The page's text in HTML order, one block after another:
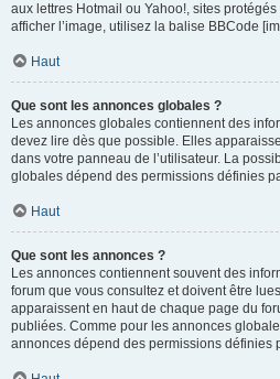
aux lettres Hotmail ou Yahoo!, sites
afficher l’image, utilisez la balise BBCode
Haut
Que sont les annonces globales ?
Les annonces globales contiennent des
devez lire dès que possible. Elles
dans votre panneau de l’utilisateur. La
globales dépend des permissions définies
Haut
Que sont les annonces ?
Les annonces contiennent souvent des
forum que vous consultez et doivent être
apparaissent en haut de chaque page du
publiées. Comme pour les annonces
annonces dépend des permissions définies